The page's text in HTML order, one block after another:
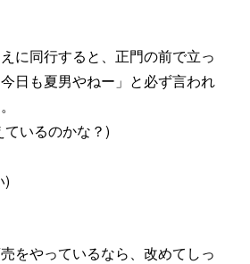
に同行すると、正門の前で立っ
日も夏男やねー」と必ず言われ
いるのかな？)
)
をやっているなら、改めてしっ